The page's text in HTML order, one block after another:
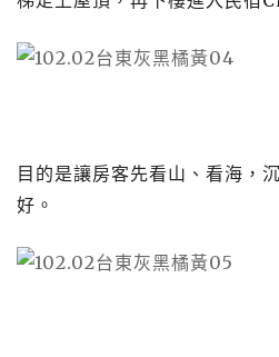
目的是讓房客先看山、看海，
好。